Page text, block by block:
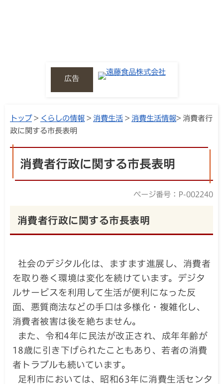
広告
トップ> くらしの情報 > 消費生活 > 消費生活情報> 消費者行
政に関する市長表明
消費者行政に関する市長表明
ページ番号：P-002240
消費者行政に関する市長表明
社会のデジタル化は、ますます進展し、消費者
を取り巻く環境は変化を続けています。デジタ
ルサービスを利用して生活が便利になった反
面、悪質商法などの手口は多様化・複雑化し、
消費者被害は後を絶ちません。
また、令和4年に民法が改正され、成年年齢が
18歳に引き下げられたこともあり、若者の消費
者トラブルも続いています。
足利市においては、昭和63年に消費生活センタ